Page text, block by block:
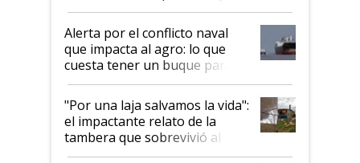
suspende el decreto de
desregulación
Alerta por el conflicto naval
que impacta al agro: lo que
cuesta tener un buque parado
y el peligro de que Argentina
pase a ser "país sucio"
"Por una laja salvamos la vida":
el impactante relato de la
tambera que sobrevivió al
tornado